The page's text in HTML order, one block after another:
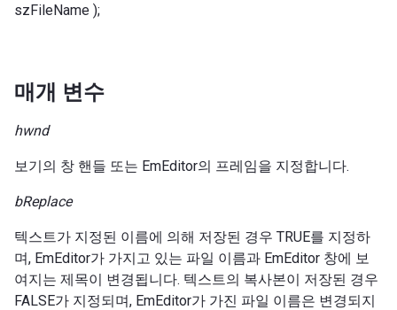
szFileName );
매개 변수
hwnd
보기의 창 핸들 또는 EmEditor의 프레임을 지정합니다.
bReplace
텍스트가 지정된 이름에 의해 저장된 경우 TRUE를 지정하
며, EmEditor가 가지고 있는 파일 이름과 EmEditor 창에 보
여지는 제목이 변경됩니다. 텍스트의 복사본이 저장된 경우
FALSE가 지정되며, EmEditor가 가진 파일 이름은 변경되지